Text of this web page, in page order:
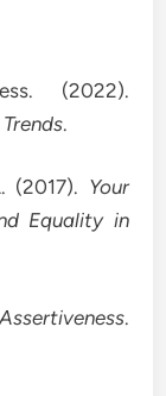
(2022).
.
(2017). Your
Equality in
.